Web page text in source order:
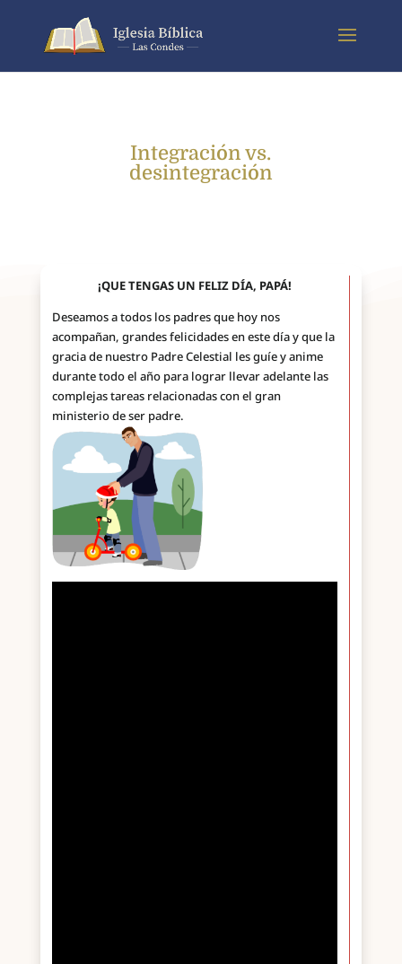
Integración vs.
desintegración
¡QUE TENGAS UN FELIZ DÍA, PAPÁ!
Deseamos a todos los padres que hoy nos
acompañan, grandes felicidades en este día y que la
gracia de nuestro Padre Celestial les guíe y anime
durante todo el año para lograr llevar adelante las
complejas tareas relacionadas con el gran
ministerio de ser padre.